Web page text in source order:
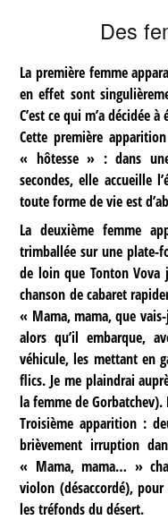
Des
La première femme
en effet sont
C’est ce qui m’a décidée
Cette première
« hôtesse » : dans
secondes, elle accueille
toute forme de vie est
La deuxième femme
trimballée sur une plate-
de loin que Tonton
chanson de cabaret
« Mama, mama, que
alors qu’il embarque,
véhicule, les mettant en
flics. Je me plaindrai
la femme de
Troisième apparition :
brièvement irruption
« Mama, mama… »
violon (désaccordé),
les tréfonds du désert.